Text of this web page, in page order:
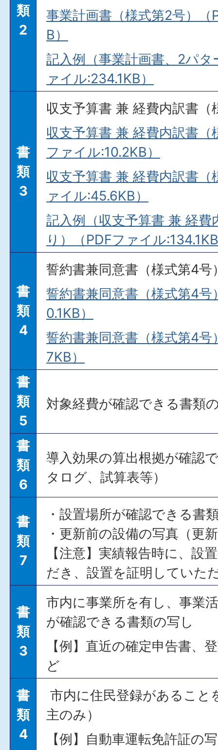
類
2
事業計画書（様式第2号）（
B）
記入例（事業計画書、2パ
ァイル:234.1KB）
書
類
3
収支予算書 兼 経費内訳書（
収支予算書 兼 経費内訳書
ファイル:10.2KB）
収支予算書 兼 経費内訳書
ァイル:45.6KB）
記入例（収支予算書 兼 経
り）（PDFファイル
書
類
4
誓約書兼同意書（様式第4号
誓約書兼同意書（様式第4
0.1KB）
誓約書兼同意書（様式第4
7KB）
書
類
5
対象経費が確認できる書類
書
類
6
導入効果の算出根拠が確認
タログ、試算表等）
書
類
7
・設置場所が確認できる書
・更新前の設備の写真（更
【注意】実績報告時に、設
だき、設置を証明していた
書
類
3
市内に事業所を有し、事業
が確認できる書類の写し
【例】直近の確定申告書、
ど
書
類
4
市内に住民登録があること
主のみ）
【例】自動車運転免許証の